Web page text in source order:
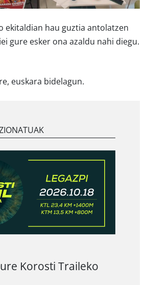
ekitaldian hau guztia antolatzen
gure esker ona azaldu nahi diegu.
euskara bidelagun.
Korosti Traileko